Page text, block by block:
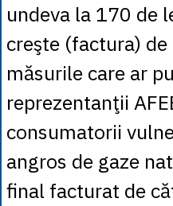
undeva la 170 de
creşte (factura)
măsurile care ar
reprezentanţii
consumatorii
angros de gaze
final facturat de